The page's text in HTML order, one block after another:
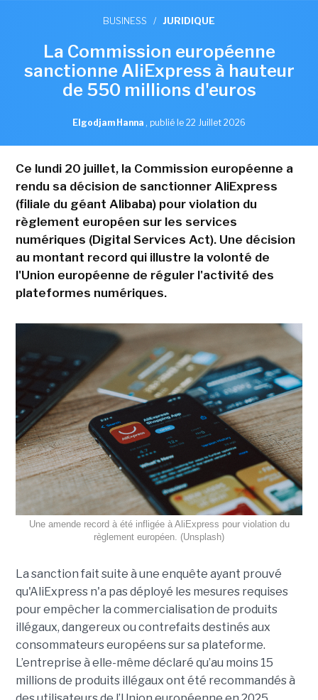
BUSINESS / JURIDIQUE
La Commission européenne
sanctionne AliExpress à hauteur
de 550 millions d'euros
Elgodjam Hanna , publié le 22 Juillet 2026
Ce lundi 20 juillet, la Commission européenne a
rendu sa décision de sanctionner AliExpress
(filiale du géant Alibaba) pour violation du
règlement européen sur les services
numériques (Digital Services Act). Une décision
au montant record qui illustre la volonté de
l'Union européenne de réguler l'activité des
plateformes numériques.
Une amende record à été infligée à AliExpress pour violation du
règlement européen. (Unsplash)
La sanction fait suite à une enquête ayant prouvé
qu'AliExpress n'a pas déployé les mesures requises
pour empêcher la commercialisation de produits
illégaux, dangereux ou contrefaits destinés aux
consommateurs européens sur sa plateforme.
L’entreprise à elle-même déclaré qu’au moins 15
millions de produits illégaux ont été recommandés à